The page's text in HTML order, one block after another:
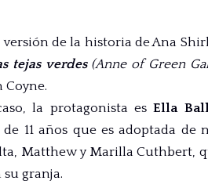
de la historia de Ana
tejas verdes (Anne of Green
Coyne.
la protagonista esElla
11 años que es adoptada
Matthew y Marilla Cuthbert,
granja.